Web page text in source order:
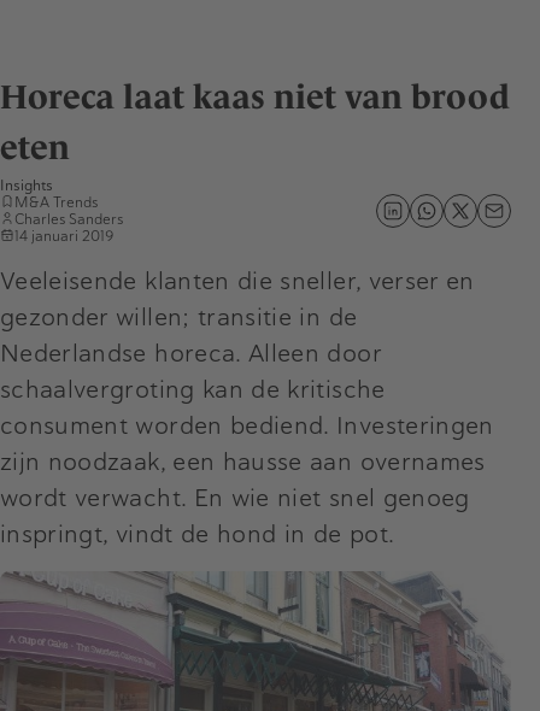
Horeca laat kaas niet van brood
eten
Insights
M&A Trends
Charles Sanders
14 januari 2019
Veeleisende klanten die sneller, verser en
gezonder willen; transitie in de
Nederlandse horeca. Alleen door
schaalvergroting kan de kritische
consument worden bediend. Investeringen
zijn noodzaak, een hausse aan overnames
wordt verwacht. En wie niet snel genoeg
inspringt, vindt de hond in de pot.